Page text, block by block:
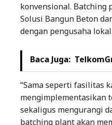
konvensional. Batching
Solusi Bangun Beton
dengan pengusaha lokal.
Baca Juga:
“Sama seperti fasilitas
mengimplementasikan
sekaligus mengurangi
batching plant akan